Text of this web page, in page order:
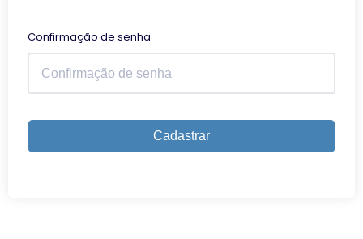
Confirmação de senha
Cadastrar